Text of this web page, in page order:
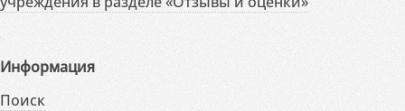
Информация
Поиск